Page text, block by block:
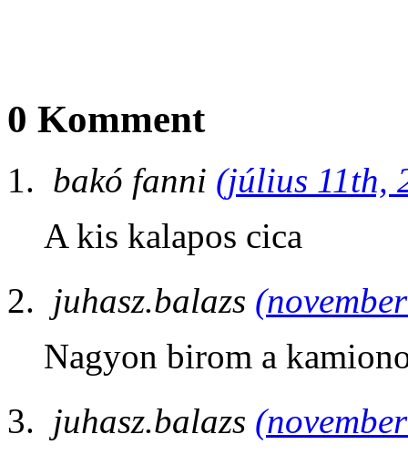
0 Komment
bakó fanni (július 11th,
A kis kalapos cica
juhasz.balazs
Nagyon birom a
juhasz.balazs